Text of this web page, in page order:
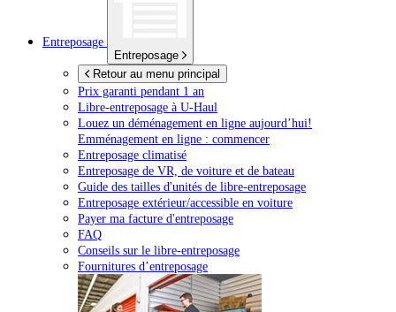
Entreposage
Entreposage
Retour au menu principal
Prix garanti pendant 1 an
Libre-entreposage à U-Haul
Louez un déménagement en ligne aujourd’hui!
Emménagement en ligne : commencer
Entreposage climatisé
Entreposage de VR, de voiture et de bateau
Guide des tailles d'unités de libre-entreposage
Entreposage extérieur/accessible en voiture
Payer ma facture d'entreposage
FAQ
Conseils sur le libre-entreposage
Fournitures d’entreposage